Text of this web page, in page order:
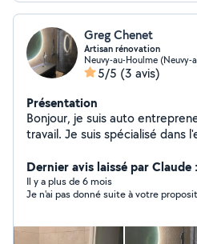
Greg Chenet
Artisan rénovation
Neuvy-au-Houlme (Neuvy-
5/5 (3 avis)
Présentation
Bonjour, je suis auto
travail. Je suis spécialisé dans
Je suis disponible sur un large
Dernier avis laissé par Claude
Il y a plus de 6 mois
Je n'ai pas donné suite à votre